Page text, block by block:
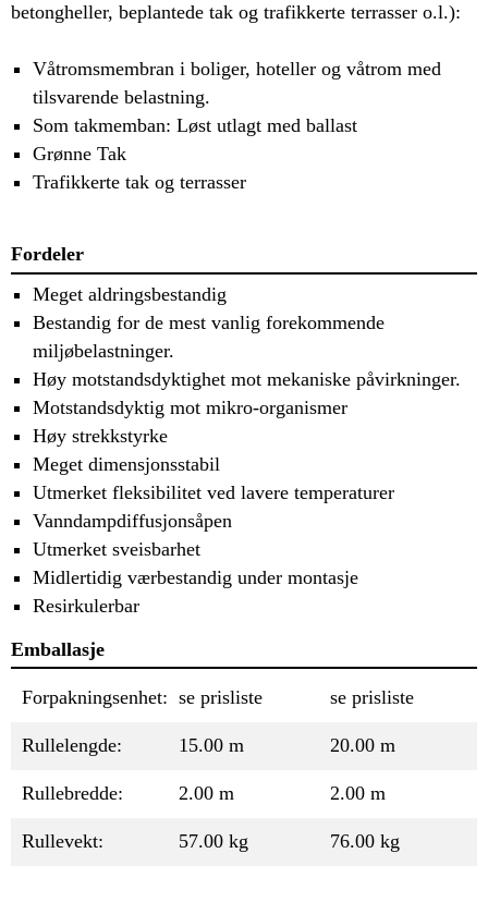
betongheller, beplantede tak og trafikkerte terrasser o.l.):
Våtromsmembran i boliger, hoteller og våtrom med
tilsvarende belastning.
Som takmemban: Løst utlagt med ballast
Grønne Tak
Trafikkerte tak og terrasser
Fordeler
Meget aldringsbestandig
Bestandig for de mest vanlig forekommende
miljøbelastninger.
Høy motstandsdyktighet mot mekaniske påvirkninger.
Motstandsdyktig mot mikro-organismer
Høy strekkstyrke
Meget dimensjonsstabil
Utmerket fleksibilitet ved lavere temperaturer
Vanndampdiffusjonsåpen
Utmerket sveisbarhet
Midlertidig værbestandig under montasje
Resirkulerbar
Emballasje
Forpakningsenhet: se prisliste se prisliste
Rullelengde: 15.00 m 20.00 m
Rullebredde: 2.00 m 2.00 m
Rullevekt: 57.00 kg 76.00 kg